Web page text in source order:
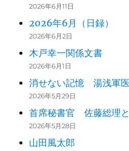
2026年6月11日
2026年6月（日録）
2026年6月2日
木戸幸一関係文書
2026年6月1日
消せない記憶 湯浅軍
2026年5月29日
首席秘書官 佐藤総理
2026年5月28日
山田風太郎